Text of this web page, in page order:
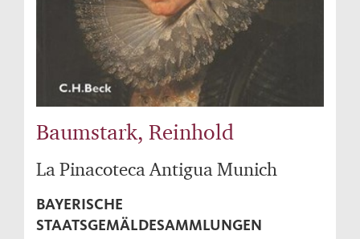
Baumstark, Reinhold
La Pinacoteca Antigua Munich
BAYERISCHE
STAATSGEMÄLDESAMMLUNGEN